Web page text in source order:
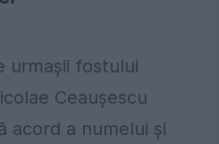
urmașii fostului
Ceaușescu
acord a numelui și